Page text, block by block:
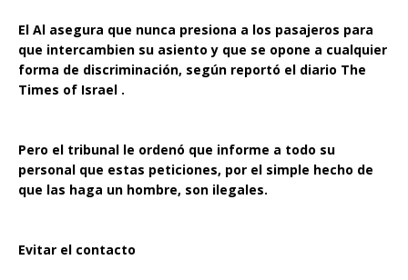
El Al asegura que nunca presiona a los pasajeros para
que intercambien su asiento y que se opone a cualquier
forma de discriminación, según reportó el diario The
Times of Israel .
Pero el tribunal le ordenó que informe a todo su
personal que estas peticiones, por el simple hecho de
que las haga un hombre, son ilegales.
Evitar el contacto